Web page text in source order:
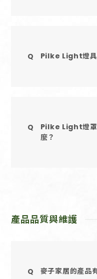
Pilke Light燈具
Pilke Light燈罩
麼？
產品品質與維護
麥子家居的產品